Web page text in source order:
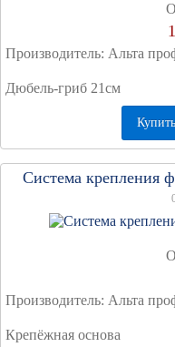
Производитель: Альта
Дюбель-гриб 21см
Купить
Система крепления
Производитель: Альта
Крепёжная основа